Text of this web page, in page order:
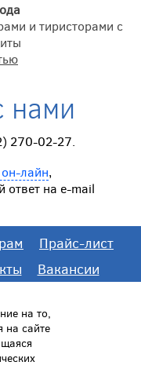
и тиристорами с
нами
270-02-27.
лайн,
ответ на e-mail
Прайс-лист
Вакансии
на то,
на сайте